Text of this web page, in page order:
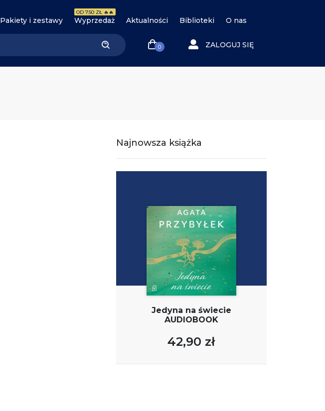
Pakiety i zestawy Wyprzedaż
OD 7.50 ZŁ 🔥🔥
Aktualności Biblioteki O nas
0 ZALOGUJ SIĘ
Najnowsza książka
Jedyna na świecie
AUDIOBOOK
42,90 zł